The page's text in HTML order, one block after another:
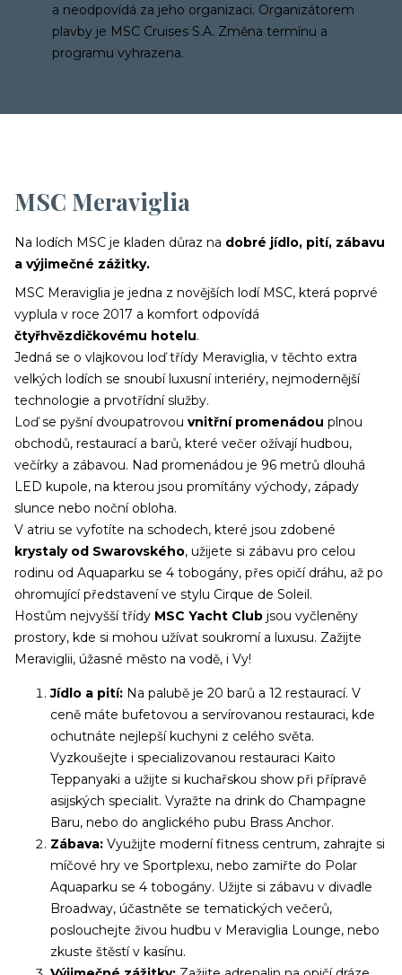
a neodpovídá za jeho organizaci. Organizátorem
plavby je MSC Cruises S.A. Změna termínu a
programu vyhrazena.
MSC Meraviglia
Na lodích MSC je kladen důraz na dobré jídlo, pití, zábavu
a výjimečné zážitky.​
MSC Meraviglia je jedna z novějších lodí MSC, která poprvé
vyplula v roce 2017 a komfort odpovídá
čtyřhvězdičkovému hotelu.
Jedná se o vlajkovou loď třídy Meraviglia, v těchto extra
velkých lodích se snoubí luxusní interiéry, nejmodernější
technologie a prvotřídní služby.
Loď se pyšní dvoupatrovou vnitřní promenádou plnou
obchodů, restaurací a barů, které večer ožívají hudbou,
večírky a zábavou. Nad promenádou je 96 metrů dlouhá
LED kupole, na kterou jsou promítány východy, západy
slunce nebo noční obloha.
V atriu se vyfotíte na schodech, které jsou zdobené
krystaly od Swarovského, užijete si zábavu pro celou
rodinu od Aquaparku se 4 tobogány, přes opičí dráhu, až po
ohromující představení ve stylu Cirque de Soleil.
Hostům nejvyšší třídy MSC Yacht Club jsou vyčleněny
prostory, kde si mohou užívat soukromí a luxusu. Zažijte
Meraviglii, úžasné město na vodě, i Vy!
Jídlo a pití: Na palubě je 20 barů a 12 restaurací. V
ceně máte bufetovou a servírovanou restauraci, kde
ochutnáte nejlepší kuchyni z celého světa.
Vyzkoušejte i specializovanou restauraci Kaito
Teppanyaki a užijte si kuchařskou show při přípravě
asijských specialit. Vyražte na drink do Champagne
Baru, nebo do anglického pubu Brass Anchor.
Zábava: Využijte moderní fitness centrum, zahrajte si
míčové hry ve Sportplexu, nebo zamiřte do Polar
Aquaparku se 4 tobogány. Užijte si zábavu v divadle
Broadway, účastněte se tematických večerů,
poslouchejte živou hudbu v Meraviglia Lounge, nebo
zkuste štěstí v kasínu.